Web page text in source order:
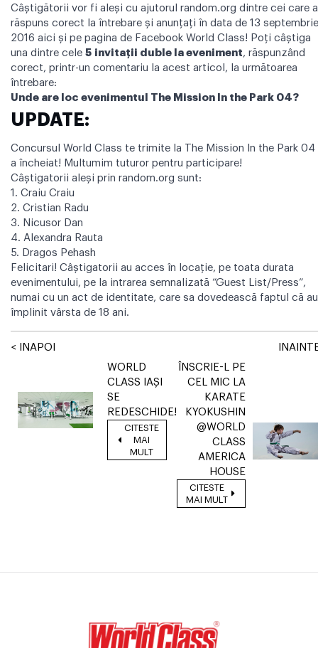
Câștigătorii vor fi aleși cu ajutorul random.org dintre cei care
răspuns corect la întrebare și anunțați în data de 13 septembrie
2016 aici și pe pagina de Facebook World Class! Poţi câştiga
una dintre cele 5 invitaţii duble la eveniment, răspunzând
corect, printr-un comentariu la acest articol, la următoarea
întrebare:
Unde are loc evenimentul The Mission In the Park 04?
UPDATE:
Concursul World Class te trimite la The Mission In the Park 04
a încheiat! Multumim tuturor pentru participare!
Câştigatorii aleşi prin random.org sunt:
1. Craiu Craiu
2. Cristian Radu
3. Nicusor Dan
4. Alexandra Rauta
5. Dragos Pehash
Felicitari! Câştigatorii au acces în locaţie, pe toata durata
evenimentului, pe la intrarea semnalizată “Guest List/Press”,
numai cu un act de identitate, care sa dovedească faptul că au
împlinit vârsta de 18 ani.
< INAPOI
WORLD
CLASS IAȘI
SE
REDESCHIDE!
CITESTE
MAI
MULT
ÎNSCRIE-L PE
CEL MIC LA
KARATE
KYOKUSHIN
@WORLD
CLASS
AMERICA
HOUSE
CITESTE
MAI MULT